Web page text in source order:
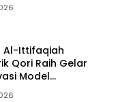
Al-Ittifaqiah
Qori Raih Gelar
Model
Al-Qur’an di UMM